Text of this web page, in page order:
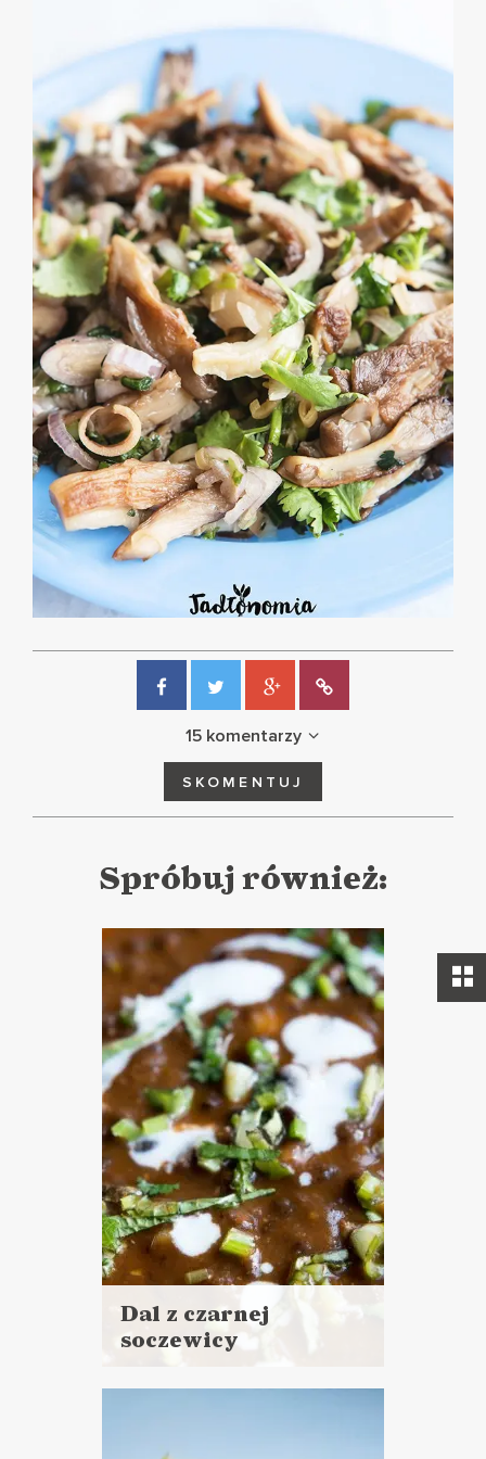
15 komentarzy
SKOMENTUJ
Spróbuj również:
Dal z czarnej
soczewicy
więcej